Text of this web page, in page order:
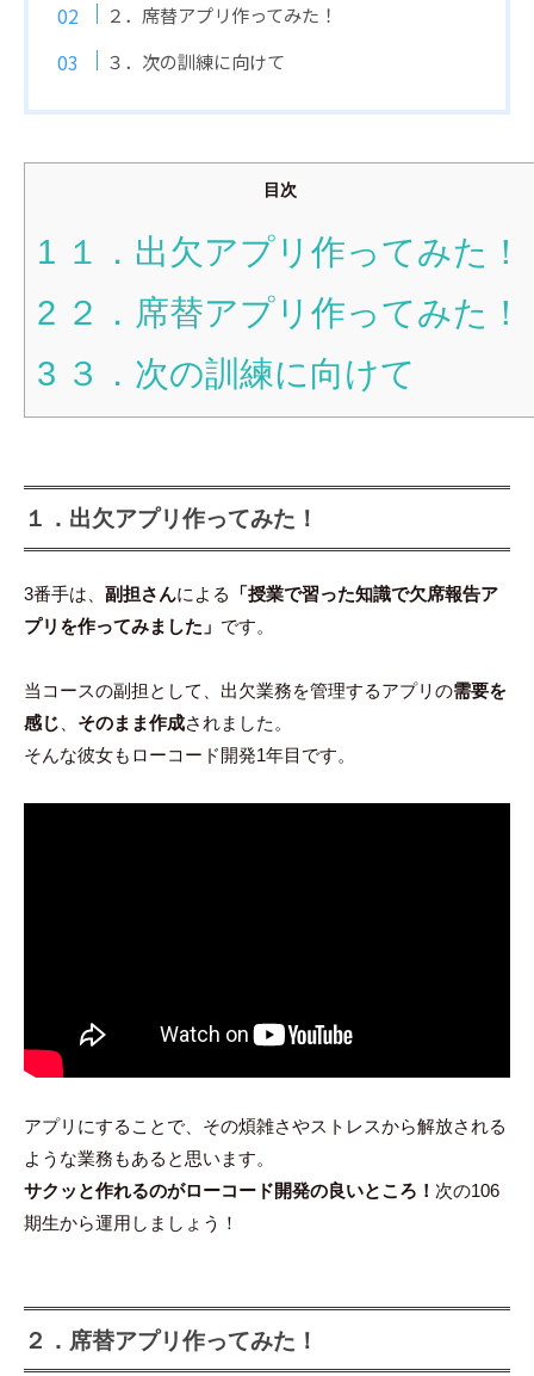
２．席替アプリ作ってみた！
３．次の訓練に向けて
目次
1 １．出欠アプリ作ってみた！
2 ２．席替アプリ作ってみた！
3 ３．次の訓練に向けて
１．出欠アプリ作ってみた！
3番手は、 副担さんによる
「授業で習った知識で欠席報告ア
プリを作ってみました」 です。
当コースの副担として、出欠業務を管理するアプリの需要を
感じ、 そのまま作成されました。
そんな彼女もローコード開発1年目です。
アプリにすることで、その煩雑さやストレスから解放される
ような業務もあると思います。
サクッと作れるのがローコード開発の良いところ！ 次の106
期生から運用しましょう！
２．席替アプリ作ってみた！